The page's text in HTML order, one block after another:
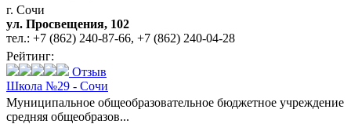
г. Сочи
ул. Просвещения, 102
тел.: +7 (862) 240-87-66, +7 (862) 240-04-28
Рейтинг:
Отзыв
Школа №29 - Сочи
Муниципальное общеобразовательное бюджетное учреждение
средняя общеобразов...